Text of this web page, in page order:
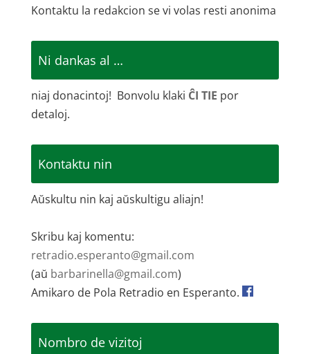
Kontaktu la redakcion se vi volas resti anonima
Ni dankas al …
niaj donacintoj! Bonvolu klaki ĈI TIE por
detaloj.
Kontaktu nin
Aŭskultu nin kaj aŭskultigu aliajn!
Skribu kaj komentu:
retradio.esperanto@gmail.com
(aŭ barbarinella@gmail.com)
Amikaro de Pola Retradio en Esperanto.
Nombro de vizitoj